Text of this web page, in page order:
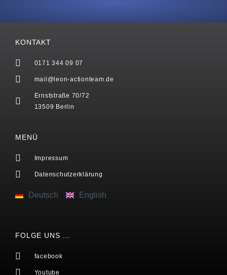
KONTAKT
0171 344 09 07
mail@leon-actionteam.de
Ernststraße 70/72
13509 Berlin
MENÜ
Impressum
Datenschutzerklärung
Deutsch English
FOLGE UNS ...
facebook
Youtube